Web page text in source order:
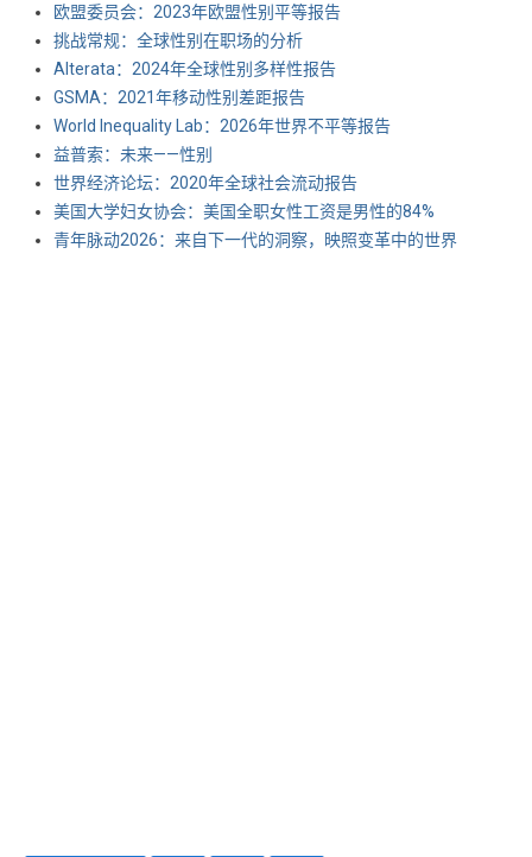
欧盟委员会：2023年欧盟性别平等报告
挑战常规：全球性别在职场的分析
Alterata：2024年全球性别多样性报告
GSMA：2021年移动性别差距报告
World Inequality Lab：2026年世界不平等报告
益普索：未来——性别
世界经济论坛：2020年全球社会流动报告
美国大学妇女协会：美国全职女性工资是男性的84%
青年脉动2026：来自下一代的洞察，映照变革中的世界